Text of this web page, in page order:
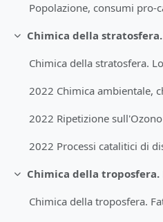
Minimizza
2022 Ripetizione sull'Ozono
Minimizza